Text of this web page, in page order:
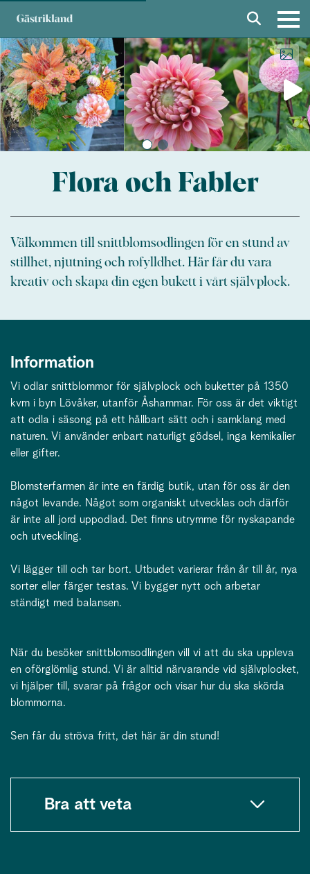
Flora och Fabler
Välkommen till snittblomsodlingen för en stund av
stillhet, njutning och rofylldhet. Här får du vara
kreativ och skapa din egen bukett i vårt självplock.
Information
Vi odlar snittblommor för självplock och buketter på 1350
kvm i byn Lövåker, utanför Åshammar. För oss är det viktigt
att odla i säsong på ett hållbart sätt och i samklang med
naturen. Vi använder enbart naturligt gödsel, inga kemikalier
eller gifter.
Blomsterfarmen är inte en färdig butik, utan för oss är den
något levande. Något som organiskt utvecklas och därför
är inte all jord uppodlad. Det finns utrymme för nyskapande
och utveckling.
Vi lägger till och tar bort. Utbudet varierar från år till år, nya
sorter eller färger testas. Vi bygger nytt och arbetar
ständigt med balansen.
När du besöker snittblomsodlingen vill vi att du ska uppleva
en oförglömlig stund. Vi är alltid närvarande vid självplocket,
vi hjälper till, svarar på frågor och visar hur du ska skörda
blommorna.
Sen får du ströva fritt, det här är din stund!
Bra att veta